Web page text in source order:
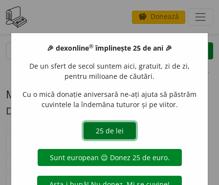
savings Donează
opțiuni
Modelul de flexiune N66 (butoi)
Descriere: 'o/o'a
N66
singular
plural butoaie butoaiele
genitiv-dativ
singular butoi butoiului
plural butoaie butoaielor
—
🎉 dexonline® împlinește 25 de ani 🎉
De un sfert de secol suntem aici, gratuit, zi de zi,
pentru milioane de căutări.
Cu o mică donație aniversară ne-ați ajuta să păstrăm
cuvintele la îndemâna tuturor și pe viitor.